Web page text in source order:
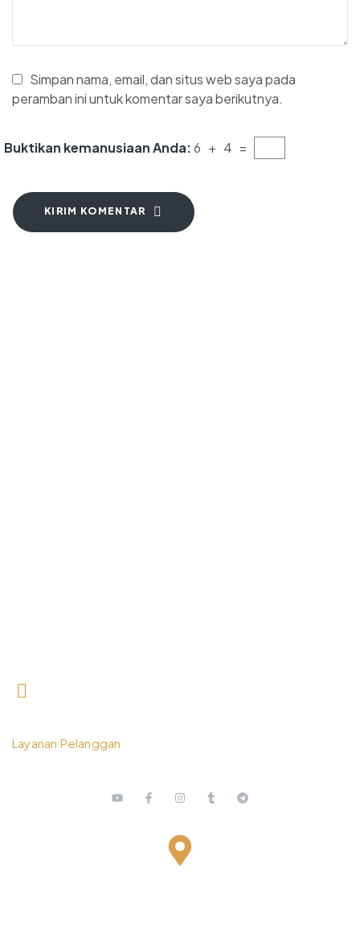
Simpan nama, email, dan situs web saya pada
peramban ini untuk komentar saya berikutnya.
Buktikan kemanusiaan Anda:6 + 4 =
KIRIM KOMENTAR
Layanan Pelanggan